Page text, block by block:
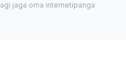
jaga oma internetipanga